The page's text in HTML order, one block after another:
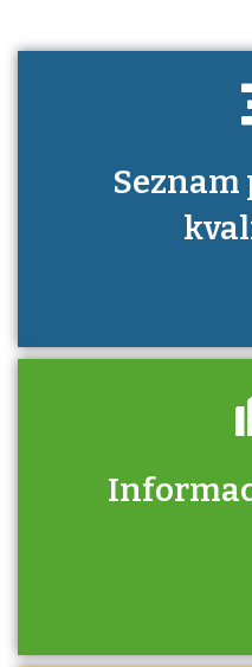
Zjistěte, jak se